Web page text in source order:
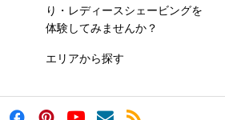
り・レディースシェービングを
体験してみませんか？
エリアから探す